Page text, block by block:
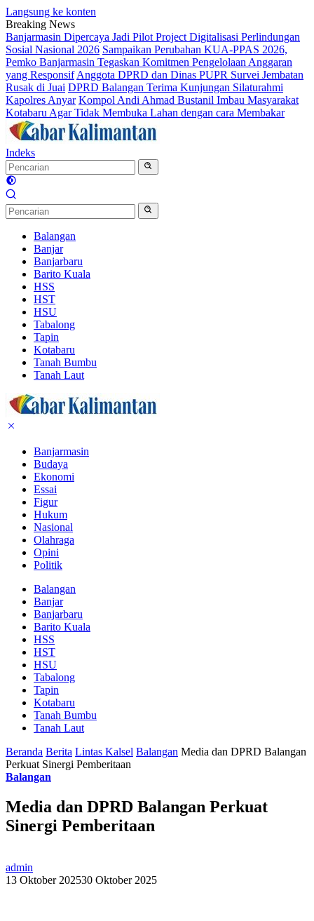
Langsung ke konten
Breaking News
Banjarmasin Dipercaya Jadi Pilot Project Digitalisasi Perlindungan
Sosial Nasional 2026 Sampaikan Perubahan KUA-PPAS 2026,
Pemko Banjarmasin Tegaskan Komitmen Pengelolaan Anggaran
yang Responsif Anggota DPRD dan Dinas PUPR Survei Jembatan
Rusak di Juai DPRD Balangan Terima Kunjungan Silaturahmi
Kapolres Anyar Kompol Andi Ahmad Bustanil Imbau Masyarakat
Kotabaru Agar Tidak Membuka Lahan dengan cara Membakar
Indeks
Balangan
Banjar
Banjarbaru
Barito Kuala
HSS
HST
HSU
Tabalong
Tapin
Kotabaru
Tanah Bumbu
Tanah Laut
Banjarmasin
Budaya
Ekonomi
Essai
Figur
Hukum
Nasional
Olahraga
Opini
Politik
Balangan
Banjar
Banjarbaru
Barito Kuala
HSS
HST
HSU
Tabalong
Tapin
Kotabaru
Tanah Bumbu
Tanah Laut
Beranda Berita Lintas Kalsel Balangan Media dan DPRD Balangan
Perkuat Sinergi Pemberitaan
Balangan
Media dan DPRD Balangan Perkuat
Sinergi Pemberitaan
admin
13 Oktober 202530 Oktober 2025